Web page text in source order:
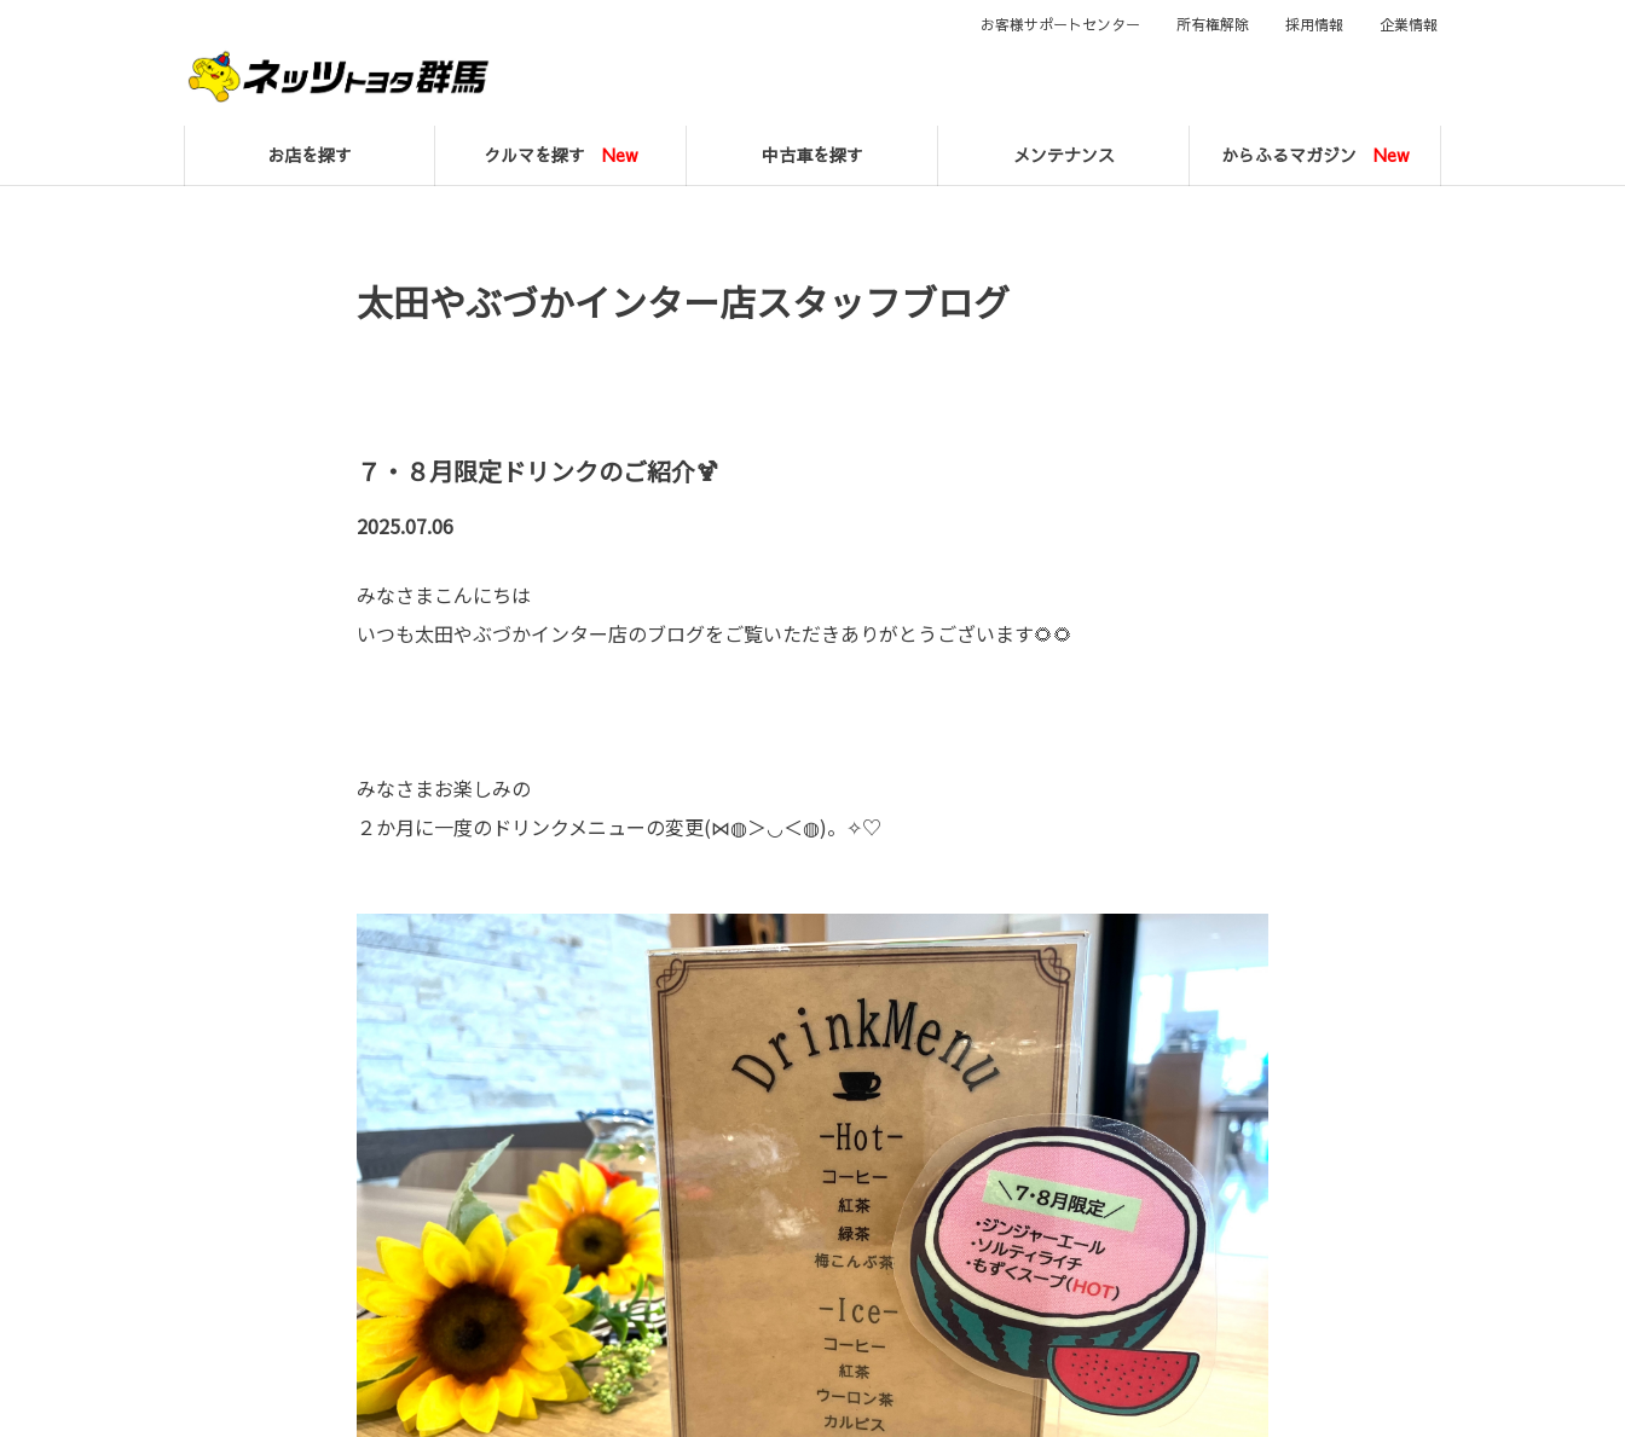
お店を探す クルマを探す New 中古車を探す メンテナンス からふるマガジン New
お客様サポートセンター 所有権解除 採用情報 企業情報
太田やぶづかインター店スタッフブログ
７・８月限定ドリンクのご紹介🍹
2025.07.06
みなさまこんにちは
いつも太田やぶづかインター店のブログをご覧いただきありがとうございます🌻🌻
みなさまお楽しみの
２か月に一度のドリンクメニューの変更(⋈◍＞◡＜◍)。✧♡